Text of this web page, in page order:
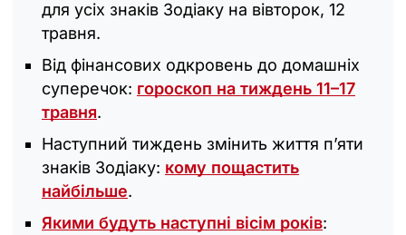
для усіх знаків Зодіаку на вівторок, 12
травня.
Від фінансових одкровень до домашніх
суперечок: гороскоп на тиждень 11–17
травня.
Наступний тиждень змінить життя п’яти
знаків Зодіаку: кому пощастить
найбільше.
Якими будуть наступні вісім років: